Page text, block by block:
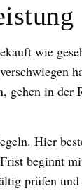
wie
gehen in der
Hier
beginnt
prüfen